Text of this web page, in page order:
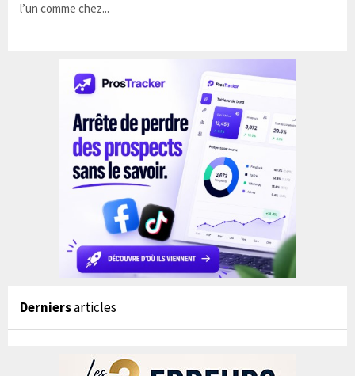
l’un comme chez...
Derniersarticles